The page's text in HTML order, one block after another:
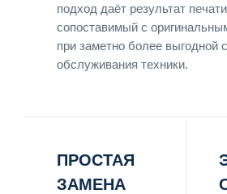
подход даёт результат
сопоставимый с
при заметно более выгодной
обслуживания техники.
ПРОСТАЯ
ЗАМЕНА